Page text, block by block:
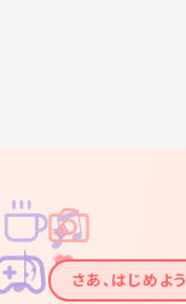
✦
✦
✧
✧
♪
♫
さあ、はじめよう